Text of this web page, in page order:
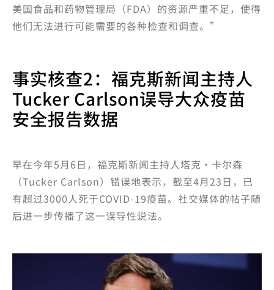
美国食品和药物管理局（FDA）的资源严重不足，使得
他们无法进行可能需要的各种检查和调查。”
事实核查2：福克斯新闻主持人
Tucker Carlson误导大众疫苗
安全报告数据
早在今年5月6日，福克斯新闻主持人塔克·卡尔森
（Tucker Carlson）错误地表示，截至4月23日，已
有超过3000人死于COVID-19疫苗。社交媒体的帖子随
后进一步传播了这一误导性说法。